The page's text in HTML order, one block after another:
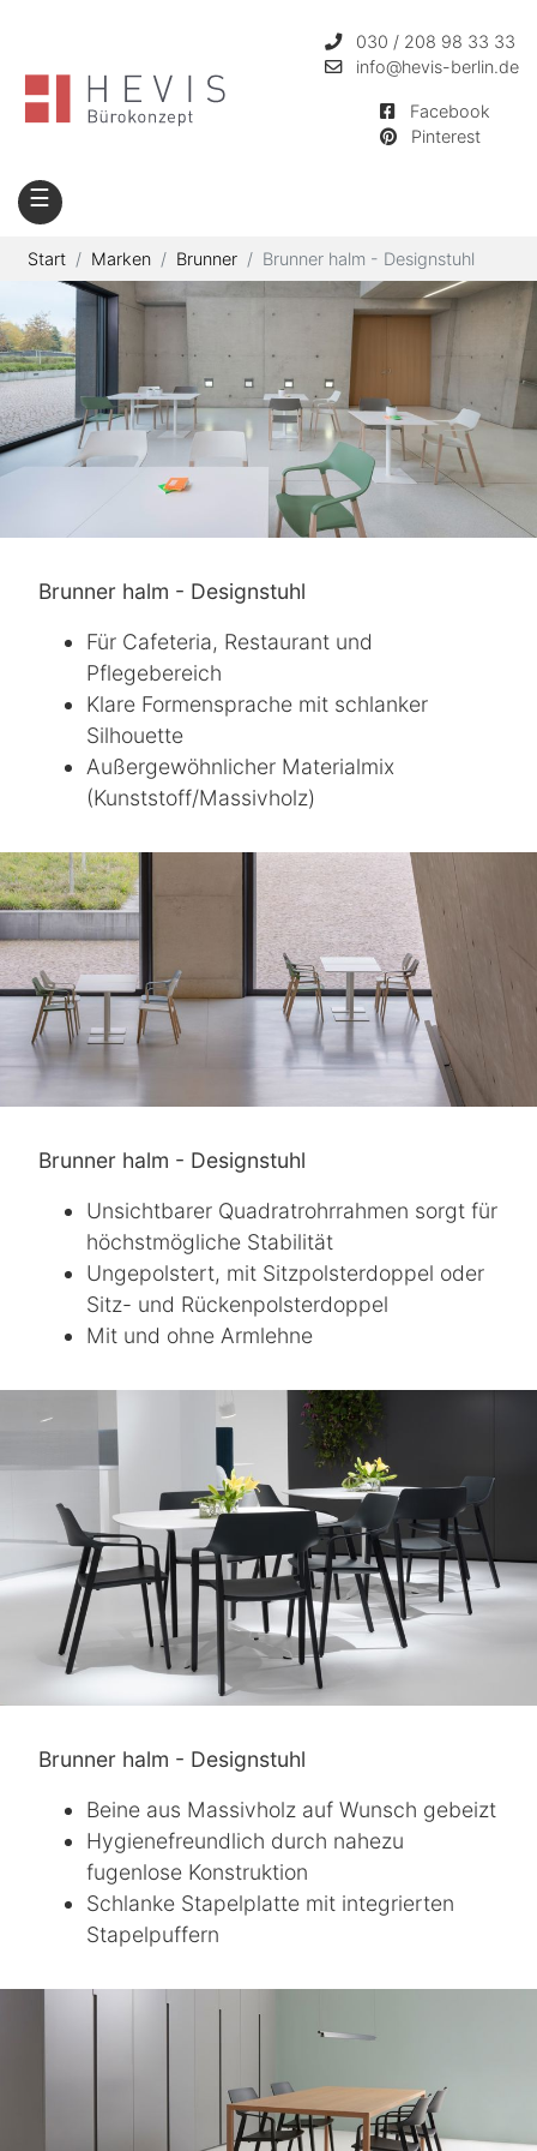
030 / 208 98 33 33
info@hevis-berlin.de
Facebook
Pinterest
☰
Start Marken Brunner Brunner halm - Designstuhl
Brunner halm - Designstuhl
Für Cafeteria, Restaurant und
Pflegebereich
Klare Formensprache mit schlanker
Silhouette
Außergewöhnlicher Materialmix
(Kunststoff/Massivholz)
Brunner halm - Designstuhl
Unsichtbarer Quadratrohrrahmen sorgt für
höchstmögliche Stabilität
Ungepolstert, mit Sitzpolsterdoppel oder
Sitz- und Rückenpolsterdoppel
Mit und ohne Armlehne
Brunner halm - Designstuhl
Beine aus Massivholz auf Wunsch gebeizt
Hygienefreundlich durch nahezu
fugenlose Konstruktion
Schlanke Stapelplatte mit integrierten
Stapelpuffern